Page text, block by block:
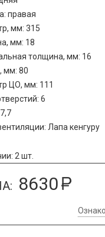
правая
мм: 315
мм: 18
толщина, мм: 16
мм: 80
ЦО, мм: 111
6
Лапа кенгуру
2 шт.
8630